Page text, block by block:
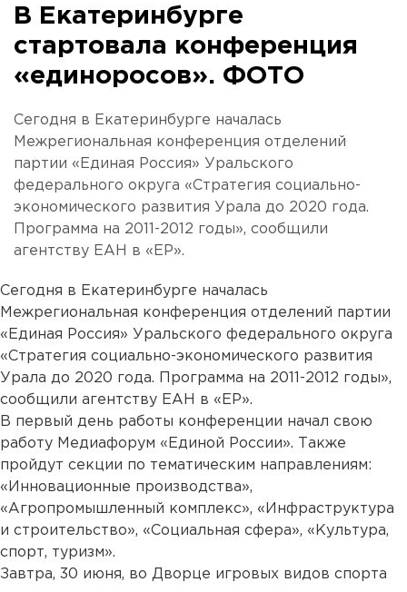
В Екатеринбурге
стартовала конференция
«единоросов». ФОТО
Сегодня в Екатеринбурге началась
Межрегиональная конференция отделений
партии «Единая Россия» Уральского
федерального округа «Стратегия социально-
экономического развития Урала до 2020 года.
Программа на 2011-2012 годы», сообщили
агентству ЕАН в «ЕР».
Сегодня в Екатеринбурге началась
Межрегиональная конференция отделений партии
«Единая Россия» Уральского федерального округа
«Стратегия социально-экономического развития
Урала до 2020 года. Программа на 2011-2012 годы»,
сообщили агентству ЕАН в «ЕР».
В первый день работы конференции начал свою
работу Медиафорум «Единой России». Также
пройдут секции по тематическим направлениям:
«Инновационные производства»,
«Агропромышленный комплекс», «Инфраструктура
и строительство», «Социальная сфера», «Культура,
спорт, туризм».
Завтра, 30 июня, во Дворце игровых видов спорта